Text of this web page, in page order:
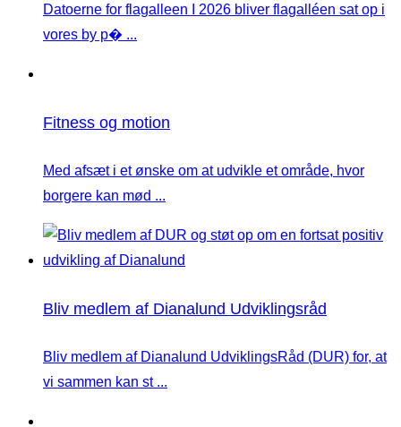
Datoerne for flagalleen I 2026 bliver flagalléen sat op i
vores by p� ...
Fitness og motion
Med afsæt i et ønske om at udvikle et område, hvor
borgere kan mød ...
Bliv medlem af Dianalund Udviklingsråd
Bliv medlem af Dianalund UdviklingsRåd (DUR) for, at
vi sammen kan st ...